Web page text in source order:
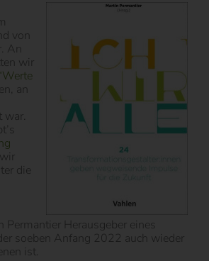
von
wir
an
war.
die
Herausgeber eines
soeben Anfang 2022 auch wieder
ist.